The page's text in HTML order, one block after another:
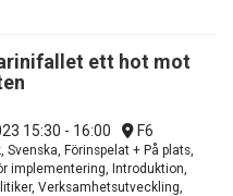
ett hot mot
15:30 - 16:00 F6
Förinspelat + På plats,
implementering, Introduktion,
Verksamhetsutveckling,